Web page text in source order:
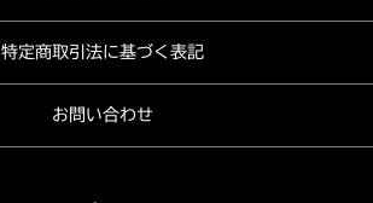
特定商取引法に基づく表記
お問い合わせ